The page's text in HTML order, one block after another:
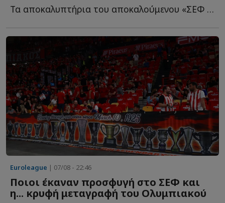
Τα αποκαλυπτήρια του αποκαλούμενου «ΣΕΦ του μέλλοντος» θ...
Euroleague | 07/08 - 22:46
Ποιοι έκαναν προσφυγή στο ΣΕΦ και
η... κρυφή μεταγραφή του Ολυμπιακού